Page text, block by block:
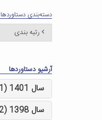
دسته‌بندی دستاوردها
رتبه بندی
آرشیو دستاوردها
سال 1401 (1)
سال 1398 (2)